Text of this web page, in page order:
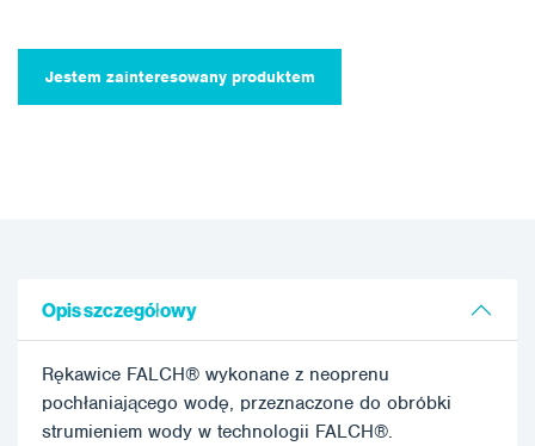
Jestem zainteresowany produktem
Opis szczegółowy
Rękawice FALCH® wykonane z neoprenu
pochłaniającego wodę, przeznaczone do obróbki
strumieniem wody w technologii FALCH®.